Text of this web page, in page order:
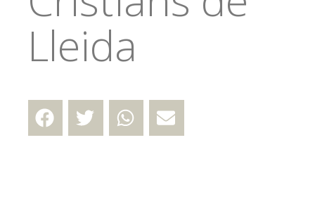
Lleida